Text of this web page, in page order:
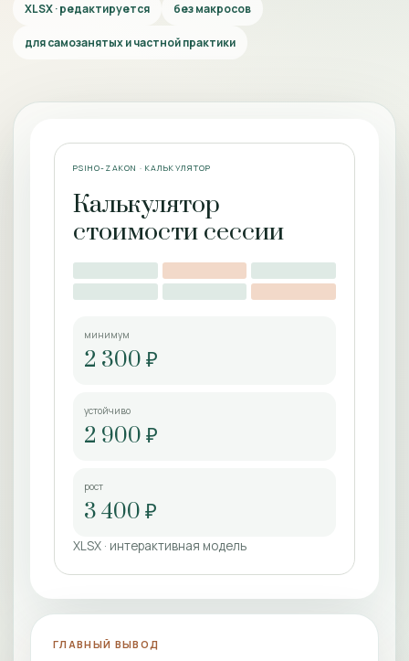
XLSX · редактируется без макросов
для самозанятых и частной практики
PSIHO-ZAKON · КАЛЬКУЛЯТОР
Калькулятор
стоимости сессии
минимум
2 300 ₽
устойчиво
2 900 ₽
рост
3 400 ₽
XLSX · интерактивная модель
ГЛАВНЫЙ ВЫВОД